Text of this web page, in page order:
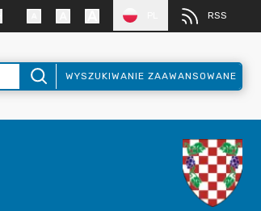
RSS
WYSZUKIWANIE ZAAWANSOWANE